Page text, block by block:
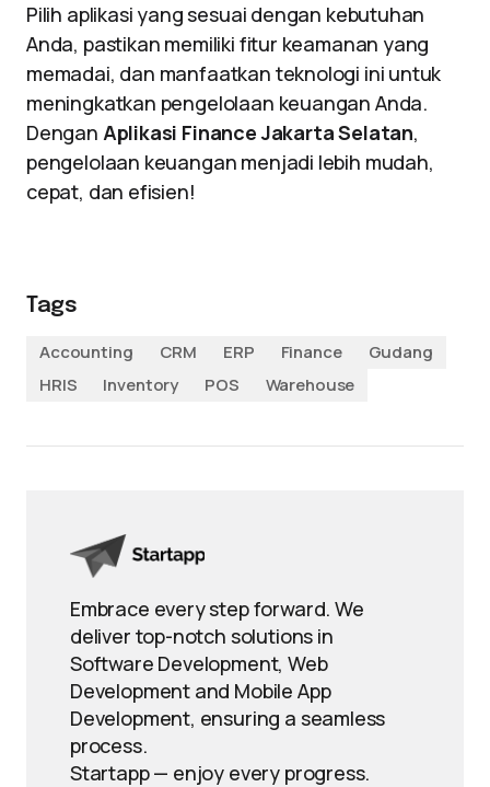
Pilih aplikasi yang sesuai dengan kebutuhan
Anda, pastikan memiliki fitur keamanan yang
memadai, dan manfaatkan teknologi ini untuk
meningkatkan pengelolaan keuangan Anda.
Dengan Aplikasi Finance Jakarta Selatan,
pengelolaan keuangan menjadi lebih mudah,
cepat, dan efisien!
Tags
Accounting
CRM ERP Finance
Gudang
HRIS
Inventory POS Warehouse
Embrace every step forward. We
deliver top-notch solutions in
Software Development, Web
Development and Mobile App
Development, ensuring a seamless
process.
Startapp — enjoy every progress.